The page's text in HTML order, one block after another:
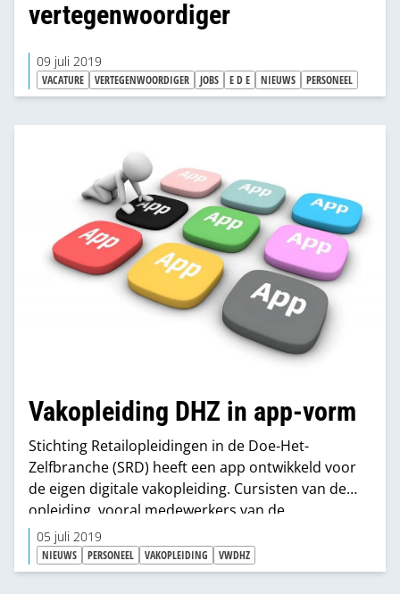
vertegenwoordiger
09 juli 2019
VACATURE VERTEGENWOORDIGER JOBS E D E NIEUWS PERSONEEL
Vakopleiding DHZ in app-vorm
Stichting Retailopleidingen in de Doe-Het-
Zelfbranche (SRD) heeft een app ontwikkeld voor
de eigen digitale vakopleiding. Cursisten van de
opleiding, vooral medewerkers van de
bouwmarkten en doe-het-zelfwinkels, met zowel
Android als iOS mobile devices kunnen gebruik
maken van de app. De app biedt gebruikers nog
05 juli 2019
NIEUWS PERSONEEL VAKOPLEIDING VWDHZ